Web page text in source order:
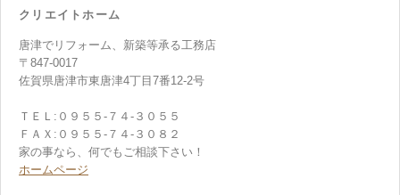
クリエイトホーム
唐津でリフォーム、新築等承る工務店
〒847-0017
佐賀県唐津市東唐津4丁目7番12-2号
ＴＥＬ:０９５５-７４-３０５５
ＦＡＸ:０９５５-７４-３０８２
家の事なら、何でもご相談下さい！
ホームページ